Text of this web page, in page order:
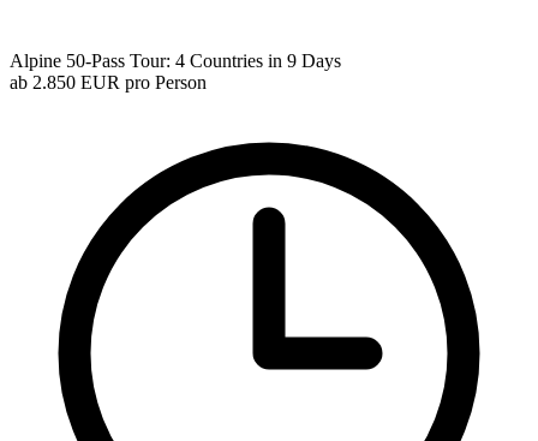
Alpine 50-Pass Tour: 4 Countries in 9 Days
ab 2.850 EUR pro Person